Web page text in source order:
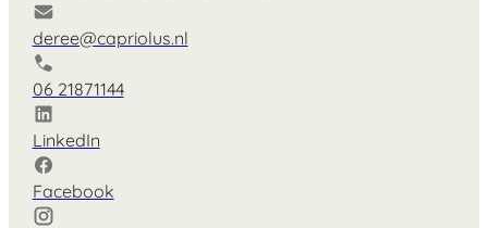
deree@capriolus.nl
06 21871144
LinkedIn
Facebook